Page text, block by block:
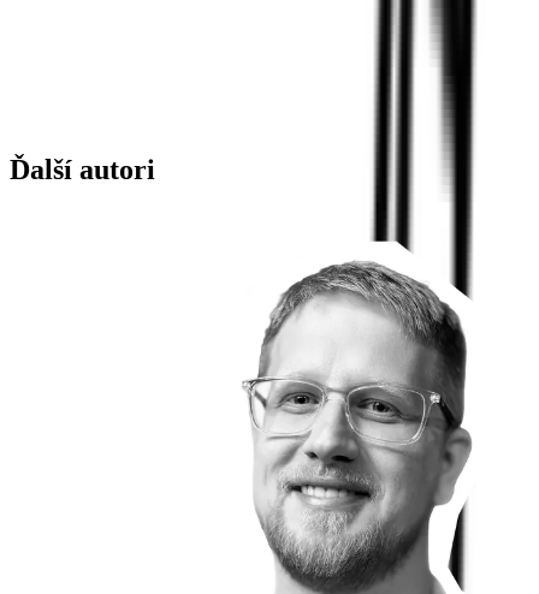
Ďalší autori